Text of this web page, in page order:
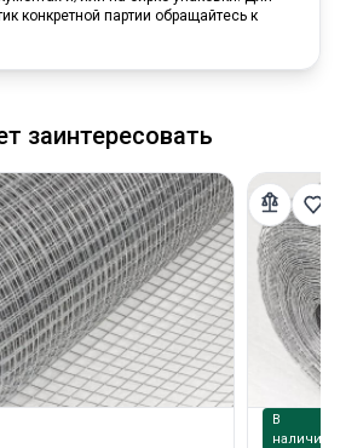
конкретной партии обращайтесь к
заинтересовать
В
наличии